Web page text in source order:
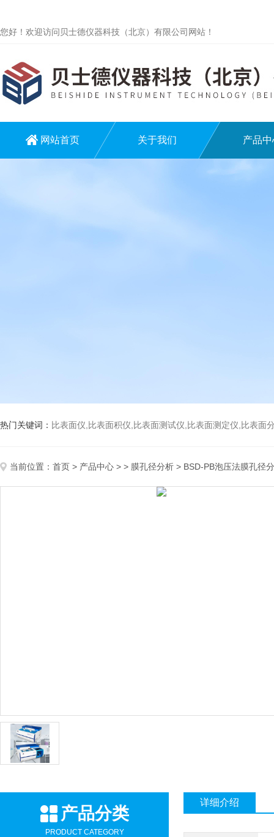
您好！欢迎访问贝士德仪器科技（北京）有限公司网站！
网站首页 关于我们 产品中
热门关键词： 比表面仪,比表面积仪,比表面测试仪,比表面测定仪,比表面分析仪,比表
当前位置： 首页 > 产品中心 > > 膜孔径分析 > BSD-PB泡压法膜孔径
产品分类
PRODUCT CATEGORY
详细介绍